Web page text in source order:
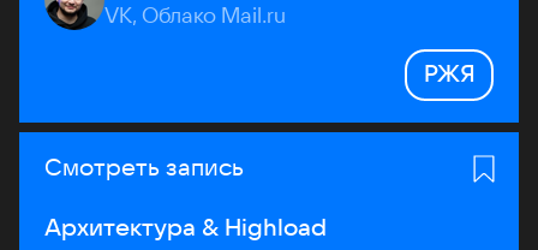
VK, Облако Mail.ru
РЖЯ
Смотреть запись
Архитектура & Highload